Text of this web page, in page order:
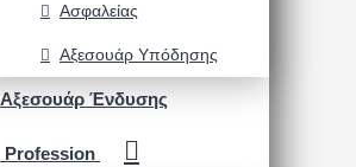
Ασφαλείας
Αξεσουάρ Υπόδησης
Αξεσουάρ Ένδυσης
Profession